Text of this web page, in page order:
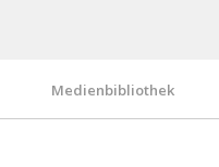
Medienbibliothek